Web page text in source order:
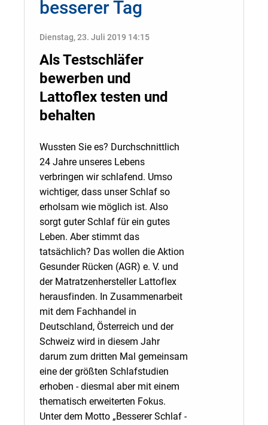
besserer Tag
Dienstag, 23. Juli 2019 14:15
Als Testschläfer
bewerben und
Lattoflex testen und
behalten
Wussten Sie es? Durchschnittlich
24 Jahre unseres Lebens
verbringen wir schlafend. Umso
wichtiger, dass unser Schlaf so
erholsam wie möglich ist. Also
sorgt guter Schlaf für ein gutes
Leben. Aber stimmt das
tatsächlich? Das wollen die Aktion
Gesunder Rücken (AGR) e. V. und
der Matratzenhersteller Lattoflex
herausfinden. In Zusammenarbeit
mit dem Fachhandel in
Deutschland, Österreich und der
Schweiz wird in diesem Jahr
darum zum dritten Mal gemeinsam
eine der größten Schlafstudien
erhoben - diesmal aber mit einem
thematisch erweiterten Fokus.
Unter dem Motto „Besserer Schlaf -